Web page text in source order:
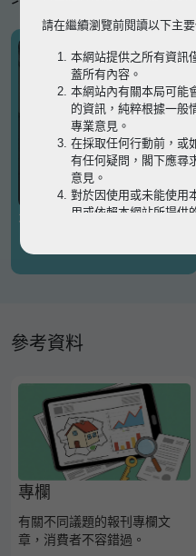
有關凶宅
參考資料
專欄
有關不同議題的報刊專欄文
章，消費者不容錯過。
請在繼續瀏覽前閱讀以下主要
本網站提供之所有資訊
蓋所有內容。
本網站內有關本局可能
的資訊，純粹根據一般
專業意見。
在採取任何行動前，或
有任何疑問，閣下應尋
意見。
對於因使用或未能使用
用或依賴本網站所提供
瀏覽以細閱本網